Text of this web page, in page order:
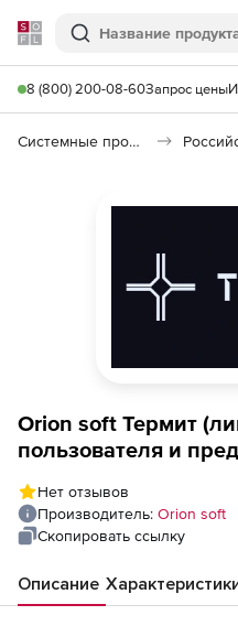
Softline
Поиск
8 (800) 200-08-60Запрос цены
Системные программы
Orion soft Термит
пользователя и
Продуктивный), на 2
Нет отзывов
Производитель: Orion soft
Скопировать ссылку
Описание